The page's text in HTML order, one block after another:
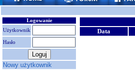
Logowanie
Użytkownik
Hasło
Nowy użytkownik
Data